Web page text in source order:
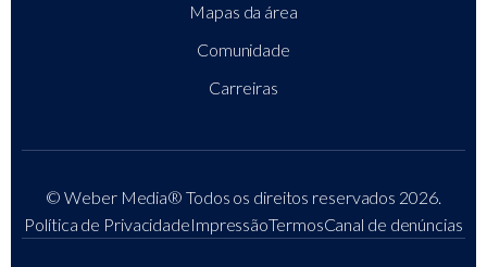
Mapas da área
Comunidade
Carreiras
© Weber Media® Todos os direitos reservados 2026.
Política de PrivacidadeImpressãoTermosCanal de denúncias